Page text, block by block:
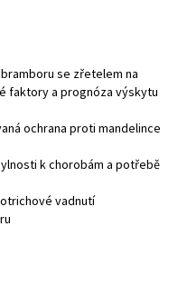
se zřetelem na
faktory a prognóza výskytu
ochrana proti mandelince
k chorobám a potřebě
vadnutí